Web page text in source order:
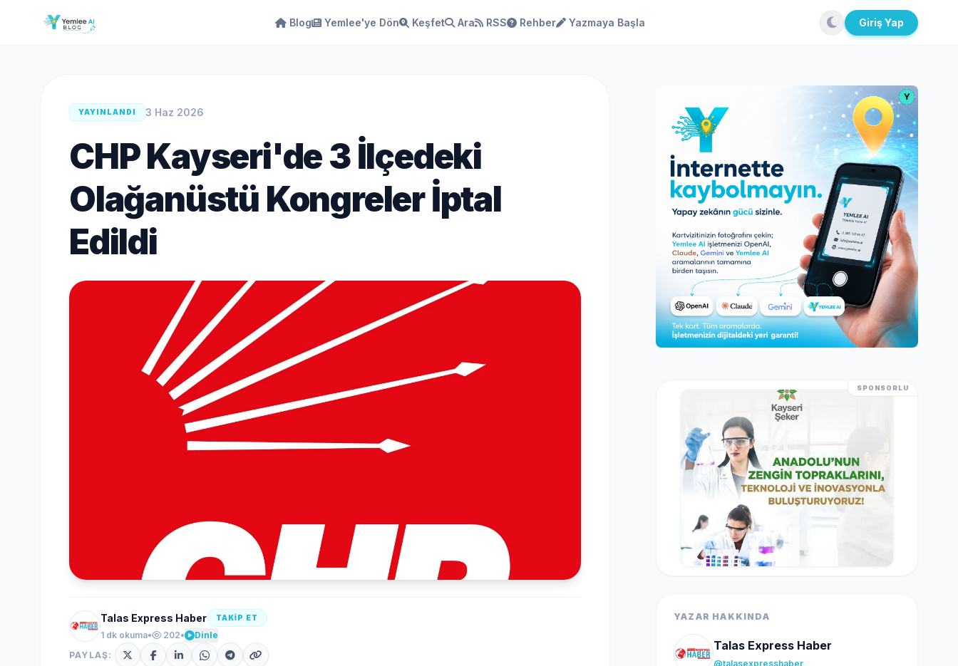
Blog Yemlee'ye Dön Keşfet Ara RSS Rehber Yazmaya Başla Giriş Yap
YAYINLANDI 3 Haz 2026
CHP Kayseri'de 3 İlçedeki
Olağanüstü Kongreler İptal
Edildi
Talas Express Haber TAKİP ET
1 dk okuma• 202•
Dinle
PAYLAŞ:
SPONSORLU
YAZAR HAKKINDA
Talas Express Haber
@talasexpresshaber